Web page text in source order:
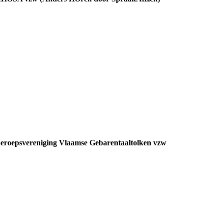
Vlaamse Gebarentaaltolken vzw